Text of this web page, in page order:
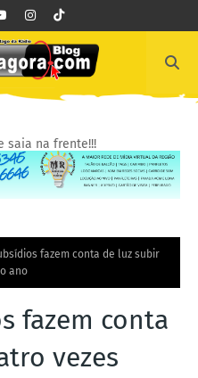
saia na frente!!!
fazem conta de luz subir
ano
fazem conta
vezes